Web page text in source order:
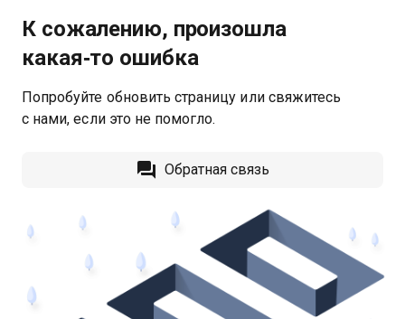
К сожалению, произошла
какая‑то ошибка
Попробуйте обновить страницу или свяжитесь
с нами, если это не помогло.
Обратная связь